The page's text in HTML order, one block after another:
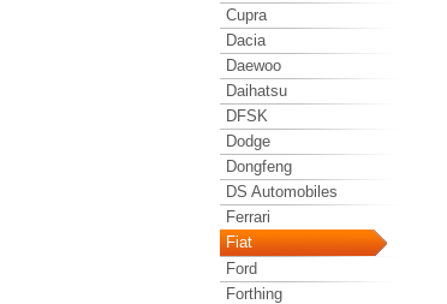
Cupra
Dacia
Daewoo
Daihatsu
DFSK
Dodge
Dongfeng
DS Automobiles
Ferrari
Fiat
Ford
Forthing